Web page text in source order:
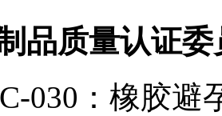
品质量认证委
030：橡胶避